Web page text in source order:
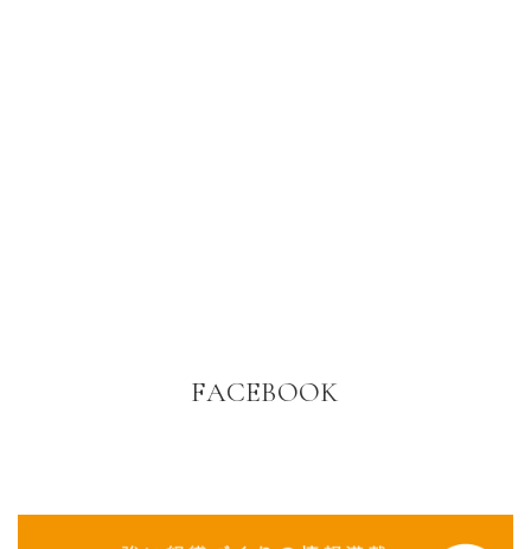
FACEBOOK